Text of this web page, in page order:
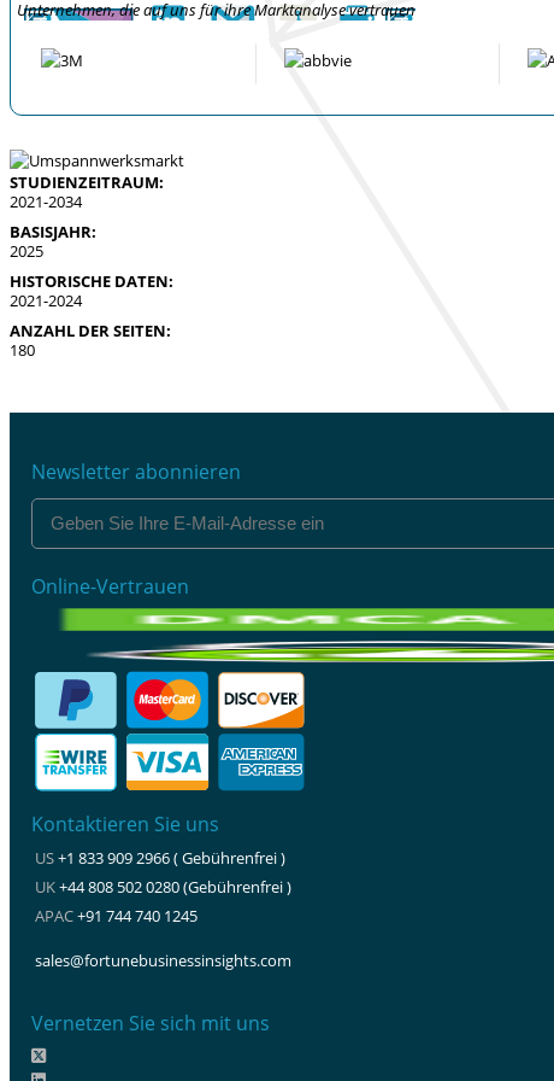
Unternehmen, die auf uns für ihre Marktanalyse vertrauen
STUDIENZEITRAUM:
2021-2034
BASISJAHR:
2025
HISTORISCHE DATEN:
2021-2024
ANZAHL DER SEITEN:
180
Newsletter abonnieren
Online-Vertrauen
Kontaktieren Sie uns
US+1 833 909 2966 ( Gebührenfrei )
UK+44 808 502 0280 (Gebührenfrei )
APAC+91 744 740 1245
sales@fortunebusinessinsights.com
Vernetzen Sie sich mit uns